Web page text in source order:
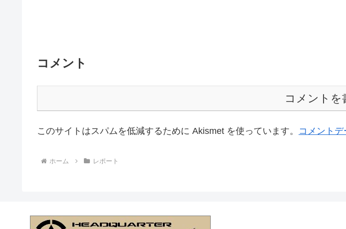
コメント
コメントを
このサイトはスパムを低減するために Akismet を使っています。 コメント
ホーム レポート